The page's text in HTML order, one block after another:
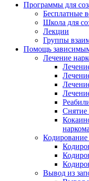
Программы для
Бесплатные
Школа для
Лекции
Группы
Помощь
Лечение
Снятие
Кодирование
Вывод из